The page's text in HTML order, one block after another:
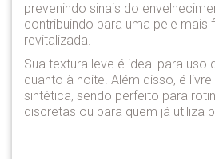
prevenindo sinais do
contribuindo para uma pele mais
revitalizada.
Sua textura leve é ideal para uso
quanto à noite. Além disso, é
sintética, sendo perfeito para
discretas ou para quem já utiliza